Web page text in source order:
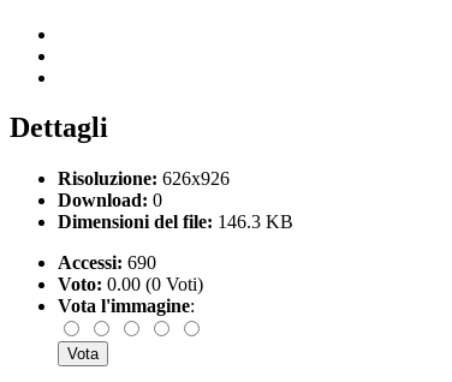
Dettagli
Risoluzione: 626x926
Download: 0
Dimensioni del file: 146.3 KB
Accessi: 690
Voto: 0.00 (0 Voti)
Vota l'immagine: